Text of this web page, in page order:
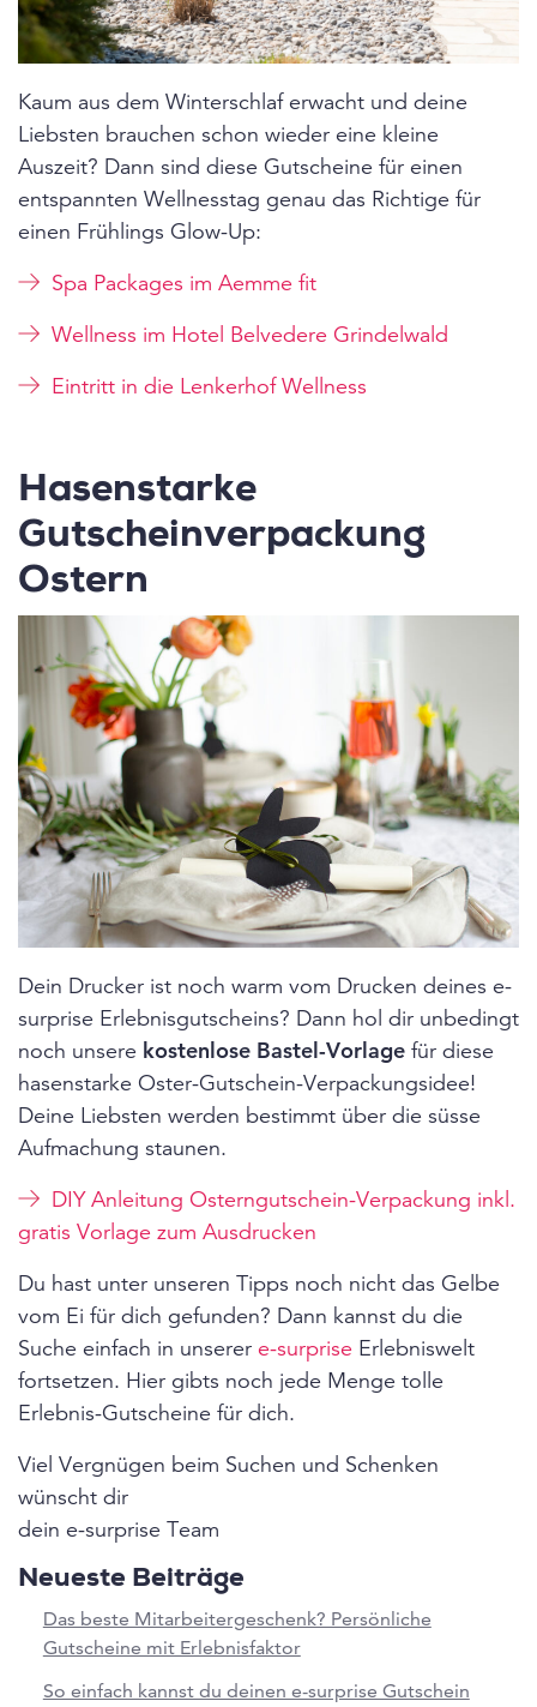
Kaum aus dem Winterschlaf erwacht und deine
Liebsten brauchen schon wieder eine kleine
Auszeit? Dann sind diese Gutscheine für einen
entspannten Wellnesstag genau das Richtige für
einen Frühlings Glow-Up:
Spa Packages im Aemme fit
Wellness im Hotel Belvedere Grindelwald
Eintritt in die Lenkerhof Wellness
Hasenstarke
Gutscheinverpackung
Ostern
Dein Drucker ist noch warm vom Drucken deines e-
surprise Erlebnisgutscheins? Dann hol dir unbedingt
noch unsere kostenlose Bastel-Vorlage für diese
hasenstarke Oster-Gutschein-Verpackungsidee!
Deine Liebsten werden bestimmt über die süsse
Aufmachung staunen.
DIY Anleitung Osterngutschein-Verpackung inkl.
gratis Vorlage zum Ausdrucken
Du hast unter unseren Tipps noch nicht das Gelbe
vom Ei für dich gefunden? Dann kannst du die
Suche einfach in unserer e-surprise Erlebniswelt
fortsetzen. Hier gibts noch jede Menge tolle
Erlebnis-Gutscheine für dich.
Viel Vergnügen beim Suchen und Schenken
wünscht dir
dein e-surprise Team
Neueste Beiträge
Das beste Mitarbeitergeschenk? Persönliche
Gutscheine mit Erlebnisfaktor
So einfach kannst du deinen e-surprise Gutschein